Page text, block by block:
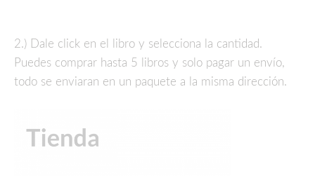
2.) Dale click en el libro y selecciona la cantidad.
Puedes comprar hasta 5 libros y solo pagar un envío,
todo se enviaran en un paquete a la misma dirección.